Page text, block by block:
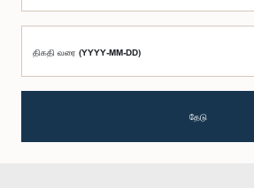
திகதி வரை (YYYY-MM-DD)
தேடு